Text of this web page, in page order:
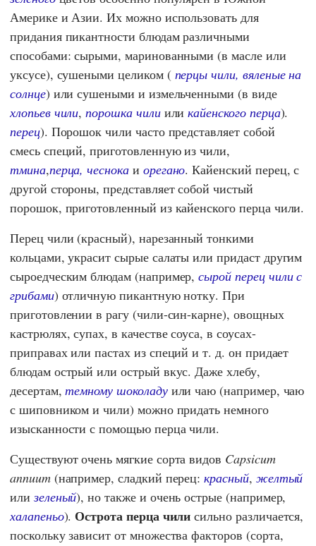
Америке и Азии. Их можно использовать для
придания пикантности блюдам различными
способами: сырыми, маринованными (в масле или
уксусе), сушеными целиком ( перцы чили, вяленые на
солнце) или сушеными и измельченными (в виде
хлопьев чили,порошка чилииликайенского перца).
перец). Порошок чили часто представляет собой
смесь специй, приготовленную из чили,
тмина,перца, чеснокаи орегано. Кайенский перец, с
другой стороны, представляет собой чистый
порошок, приготовленный из кайенского перца чили.
Перец чили (красный), нарезанный тонкими
кольцами, украсит сырые салаты или придаст другим
сыроедческим блюдам (например,сырой перец чили с
грибами) отличную пикантную нотку. При
приготовлении в рагу (чили-син-карне), овощных
кастрюлях, супах, в качестве соуса, в соусах-
приправах или пастах из специй и т. д. он придает
блюдам острый или острый вкус. Даже хлебу,
десертам,темному шоколадуили чаю (например, чаю
с шиповником и чили) можно придать немного
изысканности с помощью перца чили.
Существуют очень мягкие сорта видов Capsicum
annuum(например, сладкий перец:красный, желтый
илизеленый), но также и очень острые (например,
халапеньо). Острота перца чили сильно различается,
поскольку зависит от множества факторов (сорта,